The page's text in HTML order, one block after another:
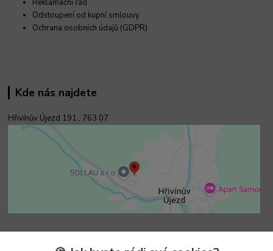
Odstoupení od kupní smlouvy
Ochrana osobních údajů (GDPR)
Kde nás najdete
Hřivínův Újezd 191 , 763 07